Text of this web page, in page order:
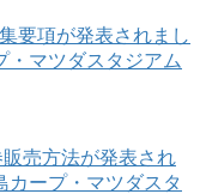
要項が発表されまし
マツダスタジアム
売方法が発表され
ープ・マツダスタ